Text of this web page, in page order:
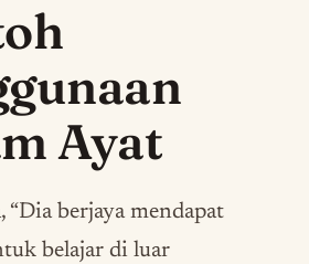
Ayat
“Dia berjaya mendapat
belajar di luar